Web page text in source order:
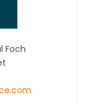
Foch